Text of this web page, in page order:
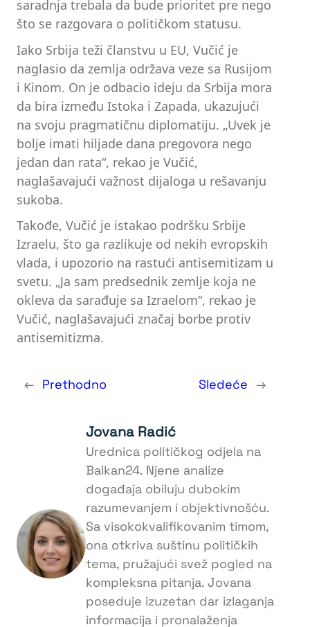
saradnja trebala da bude prioritet pre nego
što se razgovara o političkom statusu.
Iako Srbija teži članstvu u EU, Vučić je
naglasio da zemlja održava veze sa Rusijom
i Kinom. On je odbacio ideju da Srbija mora
da bira između Istoka i Zapada, ukazujući
na svoju pragmatičnu diplomatiju. „Uvek je
bolje imati hiljade dana pregovora nego
jedan dan rata“, rekao je Vučić,
naglašavajući važnost dijaloga u rešavanju
sukoba.
Takođe, Vučić je istakao podršku Srbije
Izraelu, što ga razlikuje od nekih evropskih
vlada, i upozorio na rastući antisemitizam u
svetu. „Ja sam predsednik zemlje koja ne
okleva da sarađuje sa Izraelom“, rekao je
Vučić, naglašavajući značaj borbe protiv
antisemitizma.
← Prethodno Sledeće →
Jovana Radić
Urednica političkog odjela na
Balkan24. Njene analize
događaja obiluju dubokim
razumevanjem i objektivnošću.
Sa visokokvalifikovanim timom,
ona otkriva suštinu političkih
tema, pružajući svež pogled na
kompleksna pitanja. Jovana
poseduje izuzetan dar izlaganja
informacija i pronalaženja